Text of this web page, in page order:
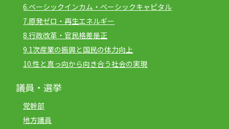
6.ベーシックインカム・ベーシックキャピタル
7.原発ゼロ・再生エネルギー
8.行政改革・官民格差是正
9.1次産業の振興と国民の体力向上
10.性と真っ向から向き合う社会の実現
議員・選挙
党幹部
地方議員